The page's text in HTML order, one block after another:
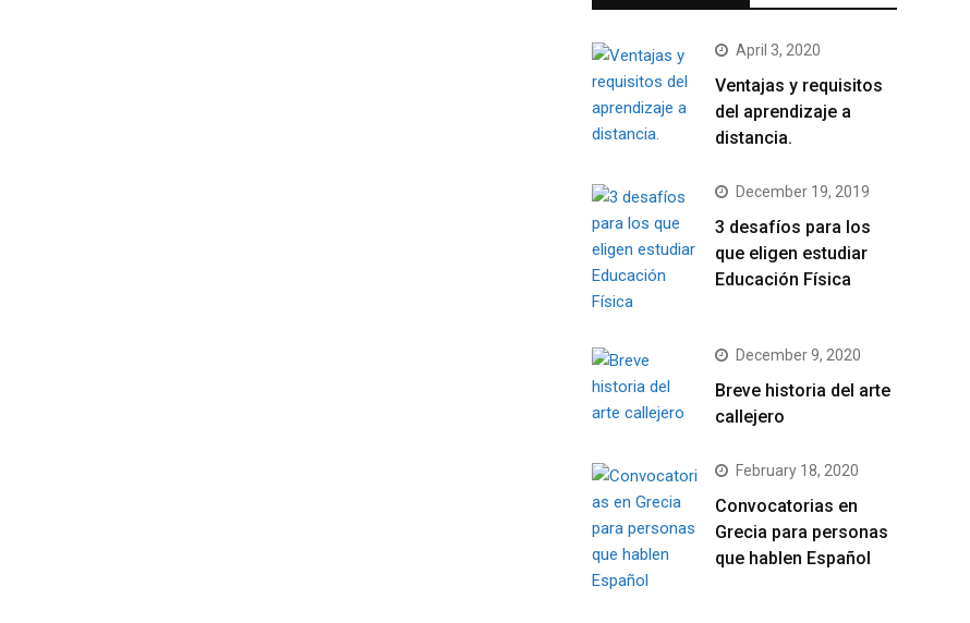
April 3, 2020
Ventajas y requisitos
del aprendizaje a
distancia.
December 19, 2019
3 desafíos para los
que eligen estudiar
Educación Física
December 9, 2020
Breve historia del arte
callejero
February 18, 2020
Convocatorias en
Grecia para personas
que hablen Español